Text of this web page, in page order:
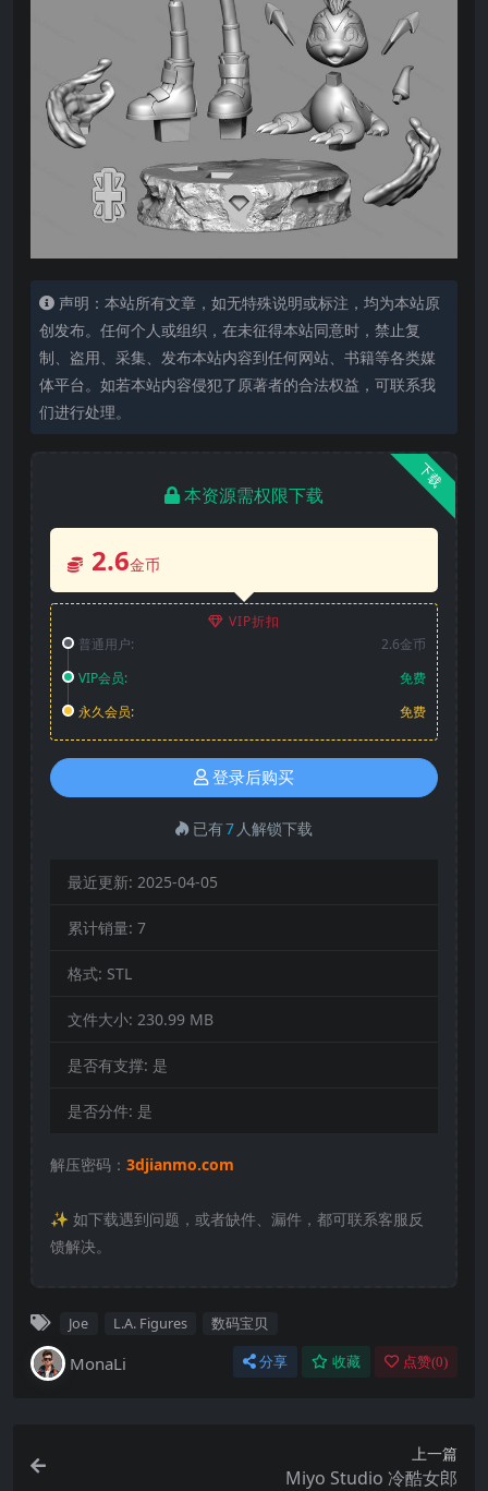
声明：本站所有文章，如无特殊说明或标注，均为本站原
创发布。任何个人或组织，在未征得本站同意时，禁止复
制、盗用、采集、发布本站内容到任何网站、书籍等各类媒
体平台。如若本站内容侵犯了原著者的合法权益，可联系我
们进行处理。
下载
本资源需权限下载
2.6金币
VIP折扣
普通用户:
2.6金币
VIP会员:
免费
永久会员:
免费
登录后购买
已有7 人解锁下载
最近更新: 2025-04-05
累计销量: 7
格式: STL
文件大小: 230.99 MB
是否有支撑: 是
是否分件: 是
解压密码： 3djianmo.com
✨️ 如下载遇到问题，或者缺件、漏件，都可联系客服反
馈解决。
Joe L.A. Figures 数码宝贝
MonaLi 分享 收藏 点赞(0)
上一篇
Miyo Studio 冷酷女郎